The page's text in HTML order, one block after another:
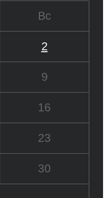
Вс
2
9
16
23
30